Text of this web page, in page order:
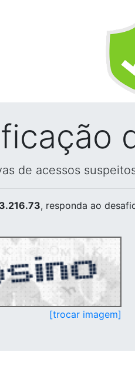
de acessos
, responda ao
[trocar imagem]